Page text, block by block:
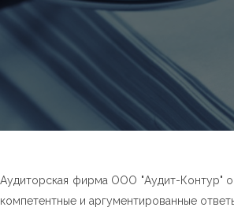
Аудиторская фирма ООО "Аудит-Контур"
компетентные и аргументированные